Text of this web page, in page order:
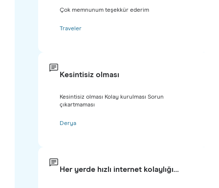
Çok memnunum teşekkür ederim
Traveler
Kesintisiz olması
Kesintisiz olması Kolay kurulması Sorun
çıkartmaması
Derya
Her yerde hızlı internet kolaylığı…